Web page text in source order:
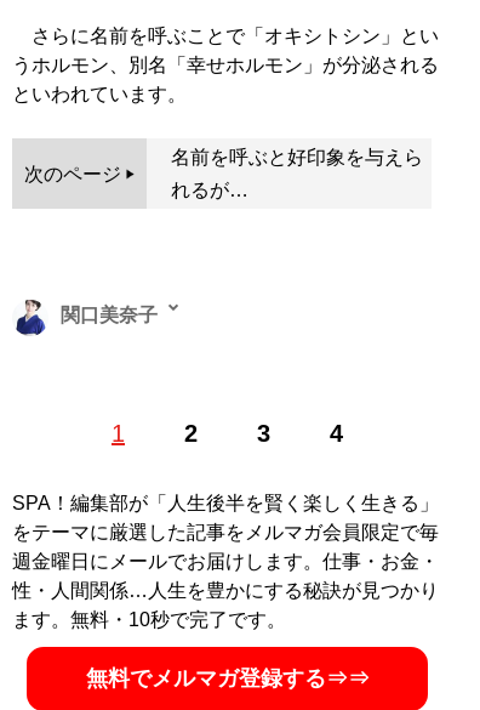
さらに名前を呼ぶことで「オキシトシン」とい
うホルモン、別名「幸せホルモン」が分泌される
といわれています。
次のページ
名前を呼ぶと好印象を与えら
れるが…
1 2 3 4
関口美奈子
ンズ化粧品「ISIKI」開発ディレクター。オフィシャルサ
「みなこの圧倒的モテ男TV」は開設1年半で総再生数が
5000万回を突破（Xアカウント:
@sekiguchiminako）
『気遣いを恋と勘違いす
る男、優しさを愛と勘違
いする女 相手の本性を
見抜き、最高のベストパ
ートナーを見つける男と
SPA！編集部が「人生後半を賢く楽しく生きる」
をテーマに厳選した記事をメルマガ会員限定で毎
週金曜日にメールでお届けします。仕事・お金・
性・人間関係…人生を豊かにする秘訣が見つかり
ます。無料・10秒で完了です。
無料でメルマガ登録する⇒⇒